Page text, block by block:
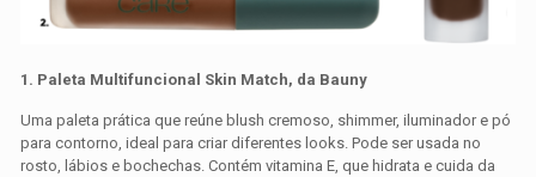
1. Paleta Multifuncional Skin Match, da Bauny
Uma paleta prática que reúne blush cremoso, shimmer, iluminador e pó
para contorno, ideal para criar diferentes looks. Pode ser usada no
rosto, lábios e bochechas. Contém vitamina E, que hidrata e cuida da